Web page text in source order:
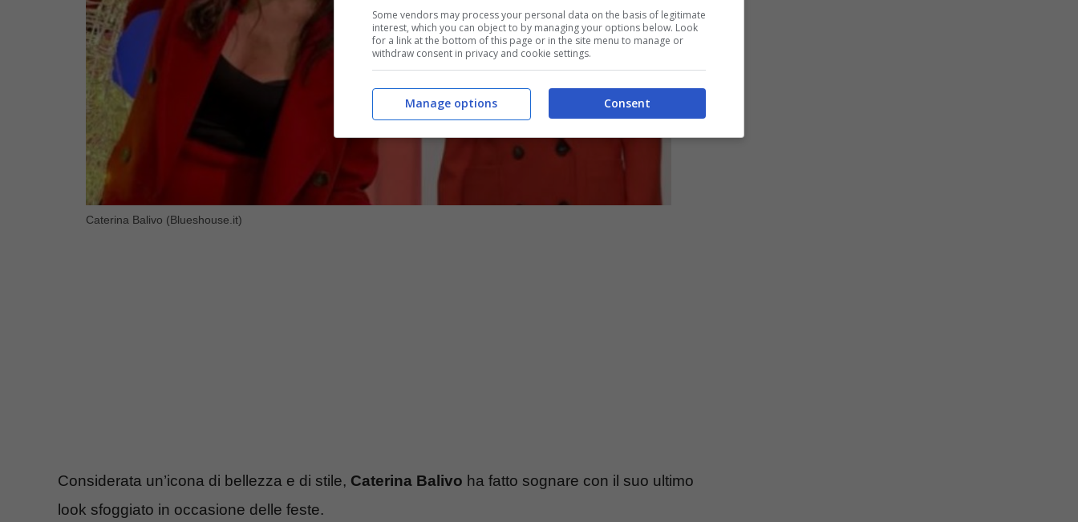
Caterina Balivo (Blueshouse.it)
Considerata un’icona di bellezza e di stile, Caterina Balivo ha fatto sognare con il suo ultimo
look sfoggiato in occasione delle feste.
Some vendors may process your personal data on the basis of legitimate
interest, which you can object to by managing your options below. Look
for a link at the bottom of this page or in the site menu to manage or
withdraw consent in privacy and cookie settings.
Consent
Manage options